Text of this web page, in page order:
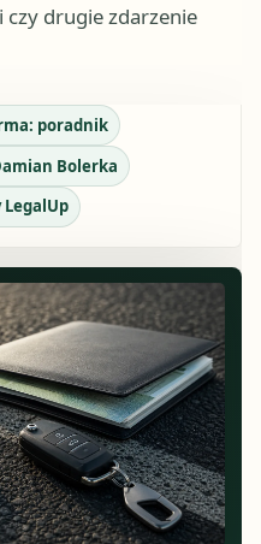
czy drugie zdarzenie
poradnik
Bolerka
LegalUp